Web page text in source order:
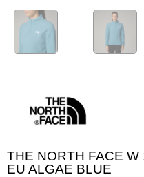
THE NORTH FACE
EU ALGAE BLUE